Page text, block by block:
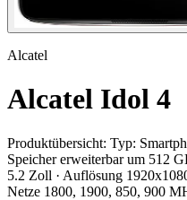
Alcatel
Alcatel Idol 4
Produktübersicht: Typ:
Speicher erweiterbar um 512
5.2 Zoll · Auflösung
Netze 1800, 1900, 850, 900